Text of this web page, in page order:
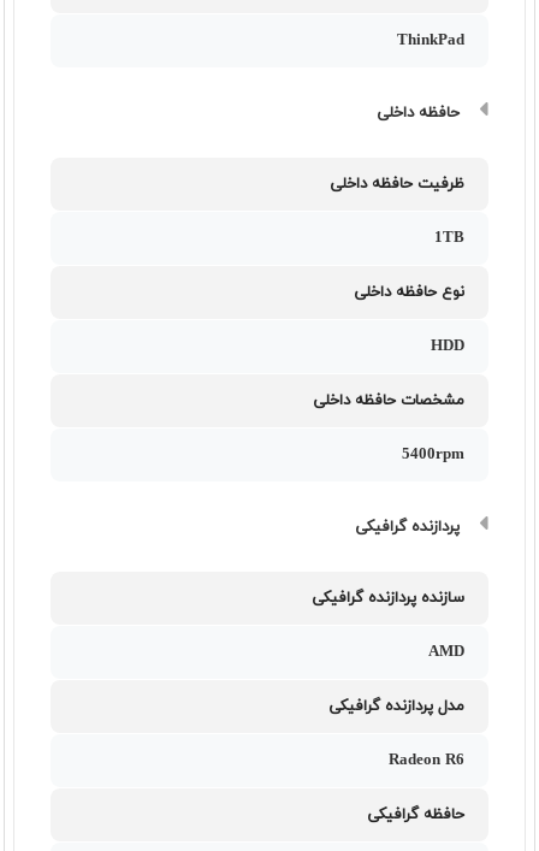
ThinkPad
حافظه داخلی
ظرفیت حافظه داخلی
1TB
نوع حافظه داخلی
HDD
مشخصات حافظه داخلی
5400rpm
پردازنده گرافیکی
سازنده پردازنده گرافیکی
AMD
مدل پردازنده گرافیکی
Radeon R6
حافظه گرافیکی